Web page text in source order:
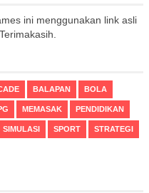
ini menggunakan link asli
BALAPAN BOLA
MEMASAK PENDIDIKAN
SIMULASI SPORT STRATEGI